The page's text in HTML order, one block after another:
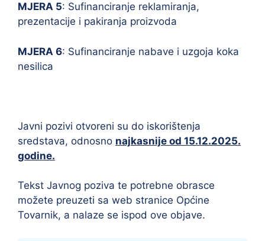
MJERA 5: Sufinanciranje reklamiranja,
prezentacije i pakiranja proizvoda
MJERA 6: Sufinanciranje nabave i uzgoja koka
nesilica
Javni pozivi otvoreni su do iskorištenja
sredstava, odnosno najkasnije od 15.12.2025.
godine.
Tekst Javnog poziva te potrebne obrasce
možete preuzeti sa web stranice Općine
Tovarnik, a nalaze se ispod ove objave.